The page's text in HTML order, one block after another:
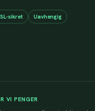
sikret Uavhengig
VI PENGER